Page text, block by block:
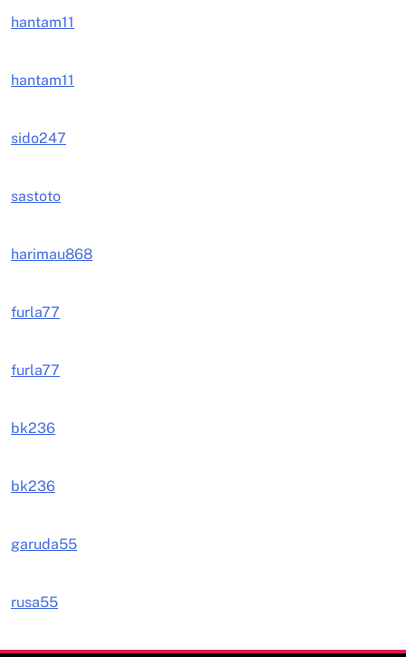
hantam11
hantam11
sido247
sastoto
harimau868
furla77
furla77
bk236
bk236
garuda55
rusa55